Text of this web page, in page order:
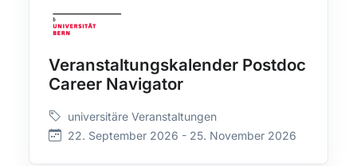
Veranstaltungskalender Postdoc
Career Navigator
universitäre Veranstaltungen
22. September 2026 - 25. November 2026